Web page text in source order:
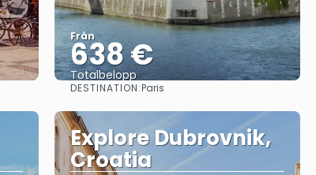
Från
638 €
Totalbelopp
DESTINATION:Paris
Explore Dubrovnik,
Croatia